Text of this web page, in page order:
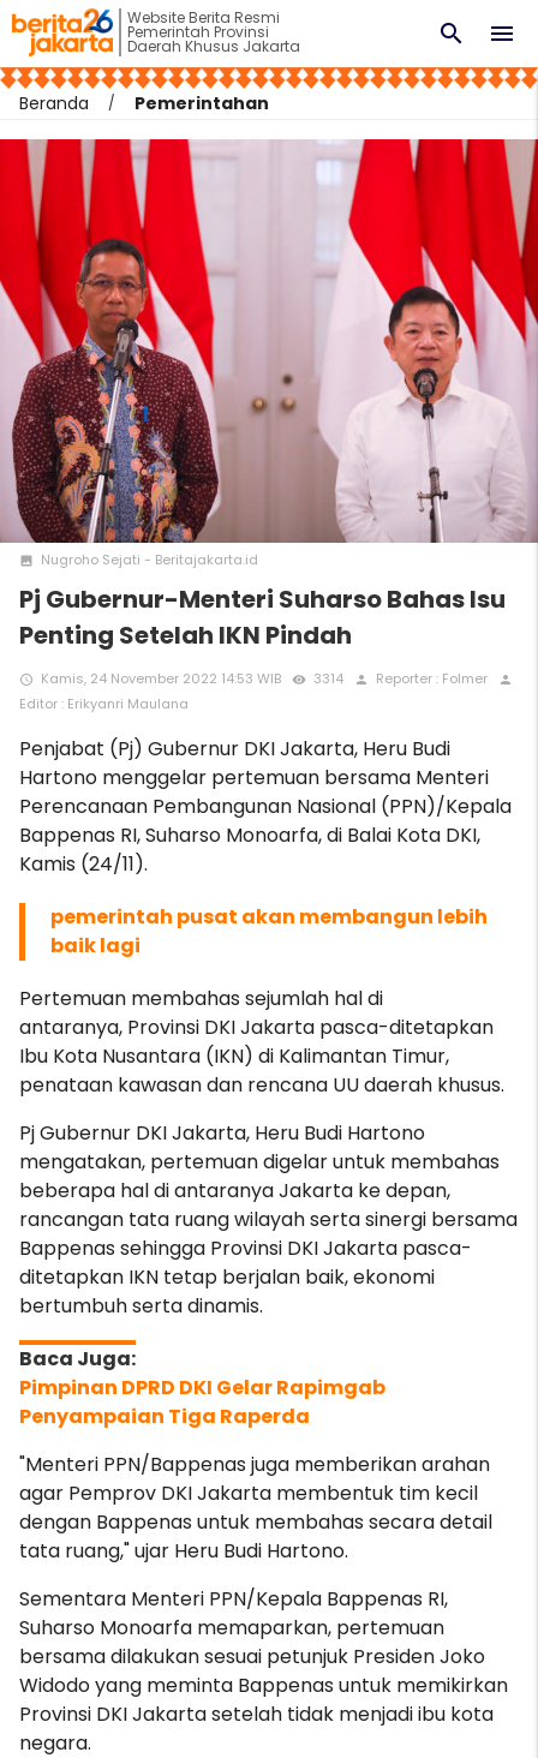
Website Berita Resmi
Pemerintah Provinsi
Daerah Khusus Jakarta menu
search
Beranda Pemerintahan
photo Nugroho Sejati - Beritajakarta.id
Pj Gubernur-Menteri Suharso Bahas Isu
Penting Setelah IKN Pindah
access_time Kamis, 24 November 2022 14:53 WIB remove_red_eye 3314 person Reporter : Folmer person
Editor : Erikyanri Maulana
Penjabat (Pj) Gubernur DKI Jakarta, Heru Budi
Hartono menggelar pertemuan bersama Menteri
Perencanaan Pembangunan Nasional (PPN)/Kepala
Bappenas RI, Suharso Monoarfa, di Balai Kota DKI,
Kamis (24/11).
pemerintah pusat akan membangun lebih
baik lagi
Pertemuan membahas sejumlah hal di
antaranya, Provinsi DKI Jakarta pasca-ditetapkan
Ibu Kota Nusantara (IKN) di Kalimantan Timur,
penataan kawasan dan rencana UU daerah khusus.
Pj Gubernur DKI Jakarta, Heru Budi Hartono
mengatakan, pertemuan digelar untuk membahas
beberapa hal di antaranya Jakarta ke depan,
rancangan tata ruang wilayah serta sinergi bersama
Bappenas sehingga Provinsi DKI Jakarta pasca-
ditetapkan IKN tetap berjalan baik, ekonomi
bertumbuh serta dinamis.
Pimpinan DPRD DKI Gelar Rapimgab
Penyampaian Tiga Raperda
"Menteri PPN/Bappenas juga memberikan arahan
agar Pemprov DKI Jakarta membentuk tim kecil
dengan Bappenas untuk membahas secara detail
tata ruang," ujar Heru Budi Hartono.
Sementara Menteri PPN/Kepala Bappenas RI,
Suharso Monoarfa memaparkan, pertemuan
bersama dilakukan sesuai petunjuk Presiden Joko
Widodo yang meminta Bappenas untuk memikirkan
Provinsi DKI Jakarta setelah tidak menjadi ibu kota
negara.